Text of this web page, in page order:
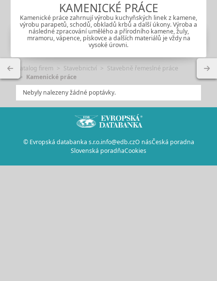
KAMENICKÉ PRÁCE
Kamenické práce zahrnují výrobu kuchyňských linek z kamene,
výrobu parapetů, schodů, obkladů krbů a další úkony. Výroba a
následné zpracování umělého a přírodního kamene, žuly,
mramoru, vápence, pískovce a dalších materiálů je vždy na
vysoké úrovni.
Katalog firem Stavebnictví
Stavebně řemeslné práce
Kamenické práce
Nebyly nalezeny žádné poptávky.
© Evropská databanka s.r.o.info@edb.czO násČeská poradna
Slovenská poradňaCookies